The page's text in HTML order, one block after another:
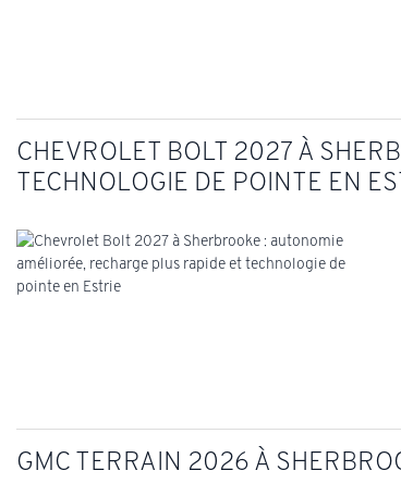
CHEVROLET BOLT 2027 À
TECHNOLOGIE DE POINTE EN
GMC TERRAIN 2026 À